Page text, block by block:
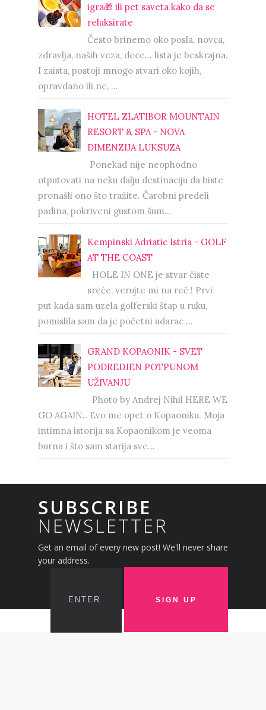
igra🎁 ili pet saveta kako da se
relaksirate
Često brinemo oko posla, novca,
zdravlja, naših veza, dece… lista je beskrajna.
I zaista, postoji mnogo stvari oko kojih,
opravdano ili ne, ...
HOTEL ZLATIBOR MOUNTAIN
RESORT & SPA - NOVA
DIMENZIJA LUKSUZA
Ponekad nije neophodno
otputovati na neku dalju destinaciju da biste
pronašli ono što tražite. Čarobni predeli
padina, pokriveni gustom šum...
Kempinski Adriatic Istria - GOLF
AT THE COAST
HOLE IN ONE je stvar čiste
sreće, verujte mi na reč ! Prvi
put kada sam uzela golferski štap u ruku,
pomislila sam da je početni udarac ...
GRAND KOPAONIK - SVET
PODREDJEN POTPUNOM
UŽIVANJU
Photo by Andrej Nihil HERE WE
GO AGAIN.. Evo me opet o Kopaoniku. Moja
intimna istorija sa Kopaonikom je veoma
burna i što sam starija sve...
SUBSCRIBE
NEWSLETTER
Get an email of every new post! We'll never share
your address.